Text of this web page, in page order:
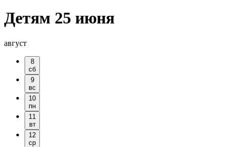
Детям 25 июня
август
8
сб
9
вс
10
пн
11
вт
12
ср